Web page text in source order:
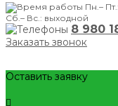
Пн.–
Сб.– Вс.: выходной
8 980
Заказать звонок
Оставить заявку